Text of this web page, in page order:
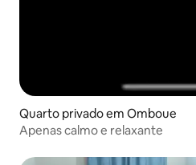
Quarto privado em Omboue
Apenas calmo e relaxante